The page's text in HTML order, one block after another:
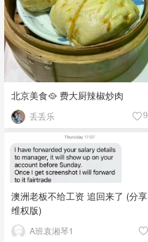
北京美食🥘 费大厨辣椒炒肉
丢丢乐 9
澳洲老板不给工资 追回来了 (分享
维权版)
A班袁湘琴1